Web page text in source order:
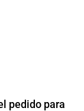
pedido para